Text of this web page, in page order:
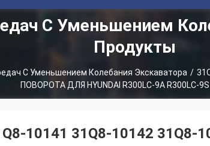
С Уменьшением
Продукты
С Уменьшением Колебания Экскаватора /
ПОВОРОТА ДЛЯ HYUNDAI R300LC-9A R300LC-
10141 31Q8-10142